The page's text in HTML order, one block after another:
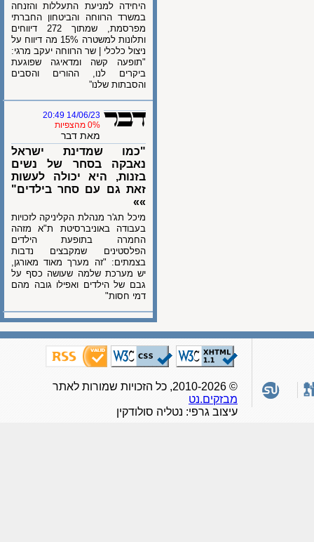
היחידה למניעת התעללות והזנחה
במשרד הרווחה והביטחון החברתי
מפרסמת, שמתוך 272 דיווחים
ותלונות למשטרה 15% מה דיווח על
ניצול כלכלי | שר הרווחה יעקב מרגי:
"תופעה קשה ומדאיגה שפוגעת
ביקרים לנו, ההורים והסבים
והסבתות שלנו”
14/06/23 20:49
מאת דבר
"כמו שמדינת ישראל
נאבקה בסחר של נשים
בזנות, היא יכולה לעשות
זאת גם עם סחר בילדים"
מיכל תג'ר מנהלת הקליניקה לזכויות
בעבודה באוניברסיטת ת"א מזהה
החמרה בתופעת הילדים
הפלסטינים שמקבצים נדבות
בצמתים: "זה מערך מאוד מאורגן,
יש מערכת שלמה שעושה כסף על
גבם של הילדים ואפילו גובה מהם
דמי חסות"
מבזקים.נט
עיצוב גרפי: נטליה סולודקין